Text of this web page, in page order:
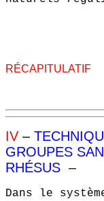
RÉCAPITULATIF
IV –
GROUPES
RHÉSUS –
Dans le